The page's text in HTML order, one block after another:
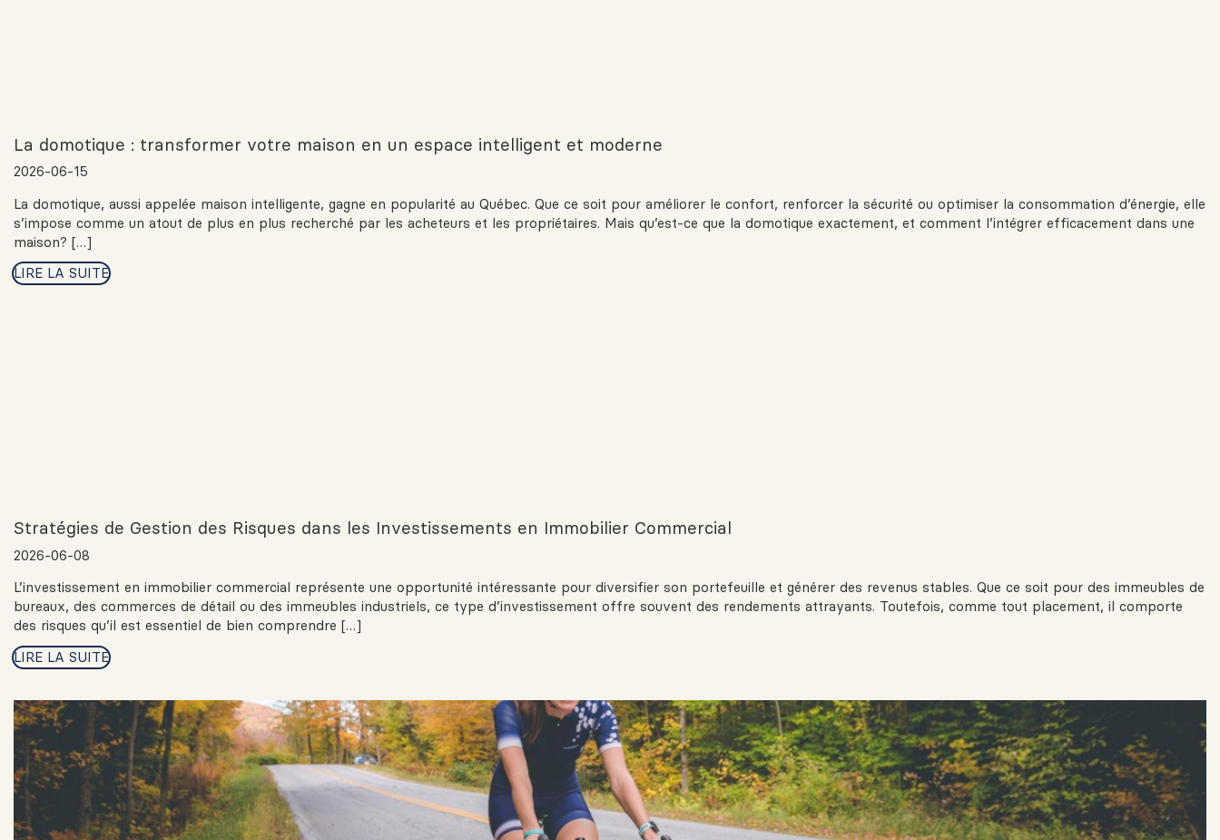
La domotique : transformer votre maison en un espace intelligent et moderne
2026-06-15
La domotique, aussi appelée maison intelligente, gagne en popularité au Québec. Que ce soit pour améliorer le confort, renforcer la sécurité ou optimiser la consommation d’énergie, elle
s’impose comme un atout de plus en plus recherché par les acheteurs et les propriétaires. Mais qu’est-ce que la domotique exactement, et comment l’intégrer efficacement dans une
maison? […]
LIRE LA SUITE
Stratégies de Gestion des Risques dans les Investissements en Immobilier Commercial
2026-06-08
L’investissement en immobilier commercial représente une opportunité intéressante pour diversifier son portefeuille et générer des revenus stables. Que ce soit pour des immeubles de
bureaux, des commerces de détail ou des immeubles industriels, ce type d’investissement offre souvent des rendements attrayants. Toutefois, comme tout placement, il comporte
des risques qu’il est essentiel de bien comprendre […]
LIRE LA SUITE